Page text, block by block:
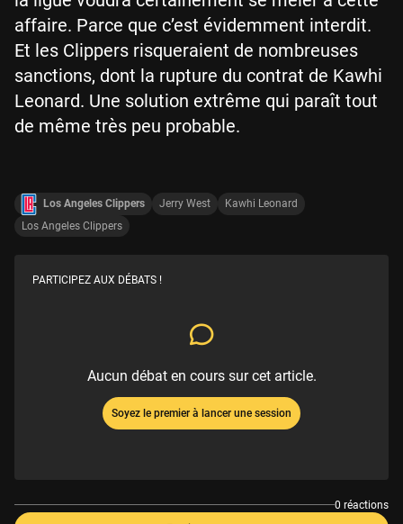
affaire. Parce que c’est évidemment interdit.
Et les Clippers risqueraient de nombreuses
sanctions, dont la rupture du contrat de Kawhi
Leonard. Une solution extrême qui paraît tout
de même très peu probable.
Los Angeles Clippers Jerry West
Kawhi Leonard
Los Angeles Clippers
PARTICIPEZ AUX DÉBATS !
Aucun débat en cours sur cet article.
Soyez le premier à lancer une session
0 réactions